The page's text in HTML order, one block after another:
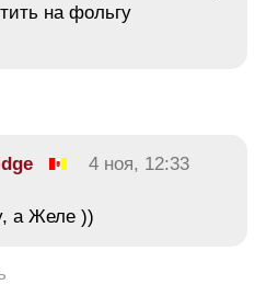
на фольгу
4 ноя, 12:33
а Желе ))